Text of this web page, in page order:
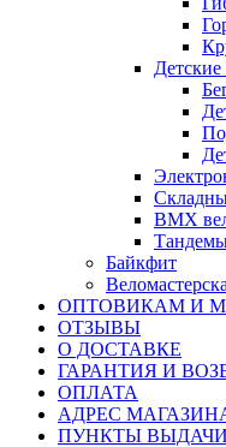
BMX
Байкфит
ОПТОВИКАМ И
ОТЗЫВЫ
О ДОСТАВКЕ
ГАРАНТИЯ И
ОПЛАТА
АДРЕС
ПУНКТЫ ВЫДАЧИ